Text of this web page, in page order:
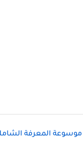
موسوعة المعرفة